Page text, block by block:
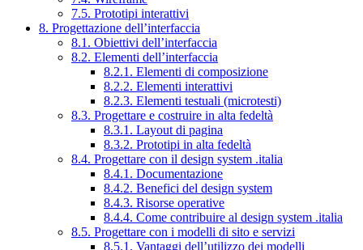
7.5. Prototipi interattivi
8. Progettazione dell’interfaccia
8.1. Obiettivi dell’interfaccia
8.2. Elementi dell’interfaccia
8.2.1. Elementi di composizione
8.2.2. Elementi interattivi
8.2.3. Elementi testuali (microtesti)
8.3. Progettare e costruire in alta fedeltà
8.3.1. Layout di pagina
8.3.2. Prototipi in alta fedeltà
8.4. Progettare con il design system .italia
8.4.1. Documentazione
8.4.2. Benefici del design system
8.4.3. Risorse operative
8.4.4. Come contribuire al design system .italia
8.5. Progettare con i modelli di sito e servizi
8.5.1. Vantaggi dell’utilizzo dei modelli